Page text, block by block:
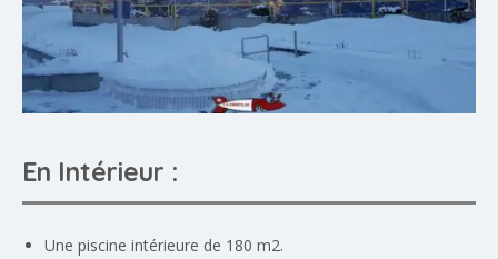
En Intérieur :
Une piscine intérieure de 180 m2.